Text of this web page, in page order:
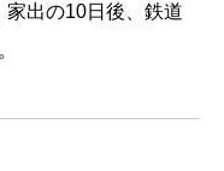
出の10日後、鉄道